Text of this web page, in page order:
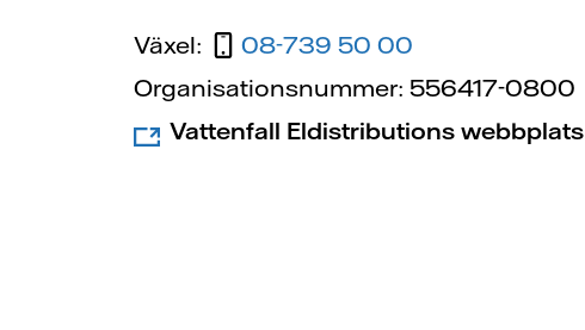
Växel:
08-739 50 00
Organisationsnummer: 556417-0800
Vattenfall Eldistributions webbplats